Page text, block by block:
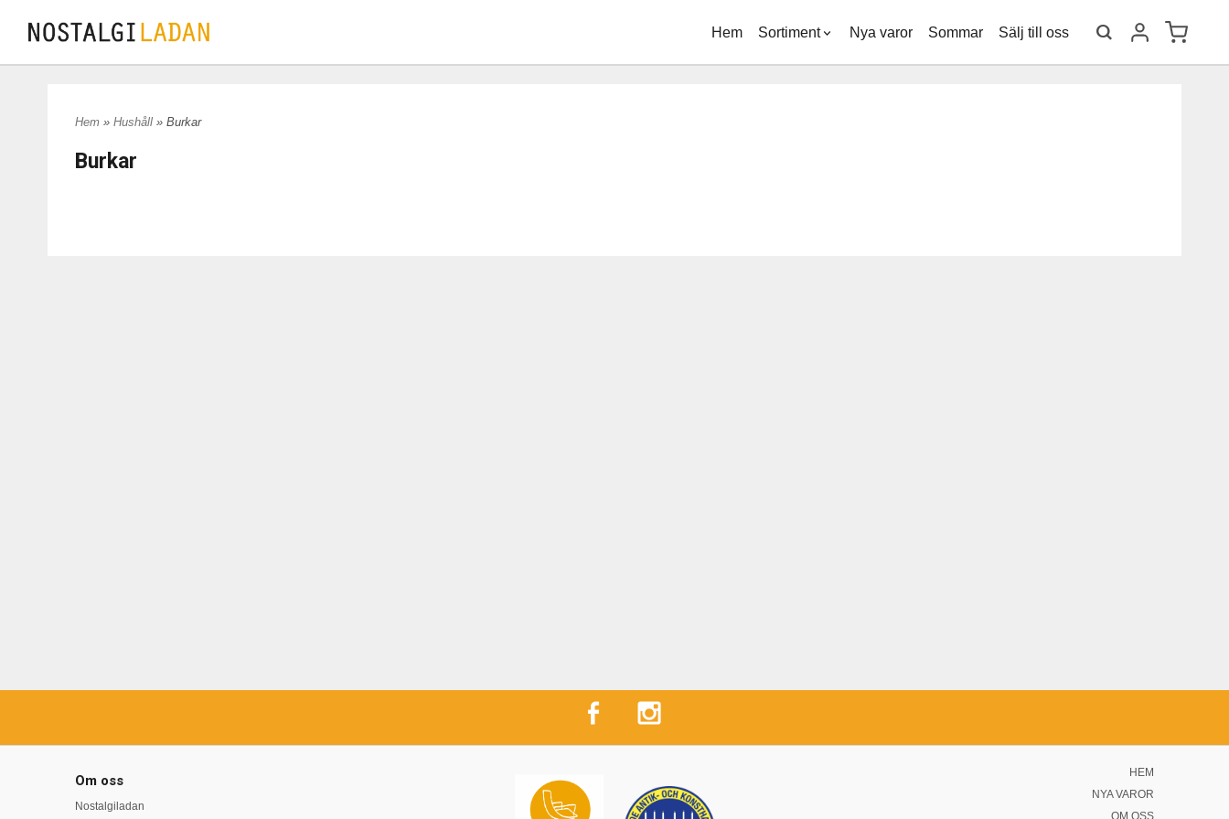
Hem Sortiment Nya varor Sommar Sälj till oss
Hem » Hushåll » Burkar
Burkar
Om oss
Nostalgiladan
HEM
NYA VAROR
OM OSS